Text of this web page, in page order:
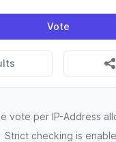
Vote
vote per IP-Address
Strict checking is